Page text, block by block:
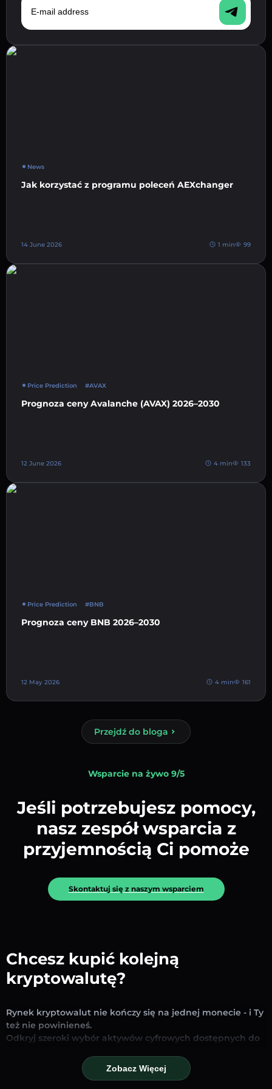
News
Jak korzystać z programu poleceń AEXchanger
14 June 2026 1 min 99
Price Prediction #AVAX
Prognoza ceny Avalanche (AVAX) 2026–2030
12 June 2026 4 min 133
Price Prediction #BNB
Prognoza ceny BNB 2026–2030
12 May 2026 4 min 161
Przejdź do bloga
Wsparcie na żywo 9/5
Jeśli potrzebujesz pomocy,
nasz zespół wsparcia z
przyjemnością Ci pomoże
Skontaktuj się z naszym wsparciem
Chcesz kupić kolejną
kryptowalutę?
Rynek kryptowalut nie kończy się na jednej monecie - i Ty
też nie powinieneś.
Odkryj szeroki wybór aktywów cyfrowych dostępnych do
tego, czy szukasz uznanych stablecoinów, obiecujących
altcoinów czy nowych trendujących tokenów – znajdziesz
Zobacz Więcej